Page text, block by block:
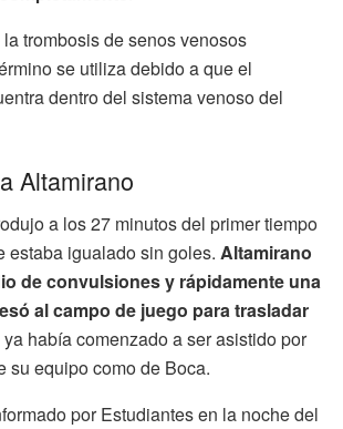
trombosis de senos venosos
se utiliza debido a que el
dentro del sistema venoso del
Altamirano
a los 27 minutos del primer tiempo
estaba igualado sin goles. Altamirano
de convulsiones y rápidamente una
al campo de juego para trasladar
había comenzado a ser asistido por
su equipo como de Boca.
por Estudiantes en la noche del